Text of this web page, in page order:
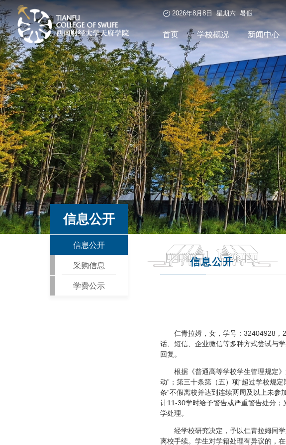
2026年8月8日 星期六 暑假
首页 学校概况 新闻中心
信息公开
信息公开
采购信息
学费公示
信息公开
仁青拉姆，女，学号：32404928，
话、短信、企业微信等多种方式尝试与
回复。
根据《普通高等学校学生管理规定
动”；第三十条第（五）项“超过学校规
条“不假离校并达到连续两周及以上未
计11-30学时给予警告或严重警告处分
学处理。
经学校研究决定，予以仁青拉姆同
离校手续。学生对学籍处理有异议的，